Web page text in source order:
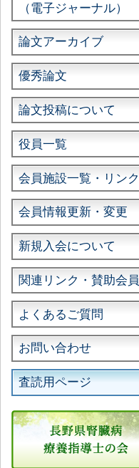
（電子ジャーナル）
論文アーカイブ
優秀論文
論文投稿について
役員一覧
会員施設一覧・リンク
会員情報更新・変更
新規入会について
関連リンク・賛助会員
よくあるご質問
お問い合わせ
査読用ページ